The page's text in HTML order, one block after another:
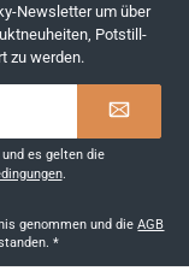
Newsletter um über
Potstill-
zu werden.
es gelten die
.
genommen und dieAGB
*